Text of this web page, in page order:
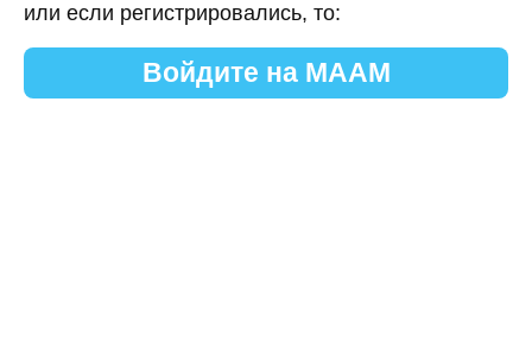
или если регистрировались, то:
Войдите на МААМ